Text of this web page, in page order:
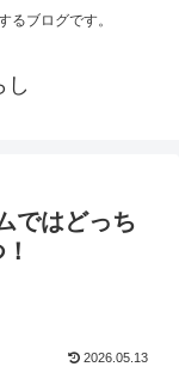
るブログです。
し
ではどっち
2026.05.13